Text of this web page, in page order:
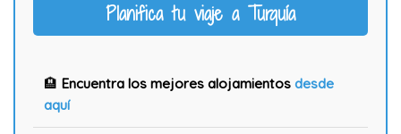
Planifica tu viaje a Turquía
🏨 Encuentra los mejores alojamientos desde
aquí